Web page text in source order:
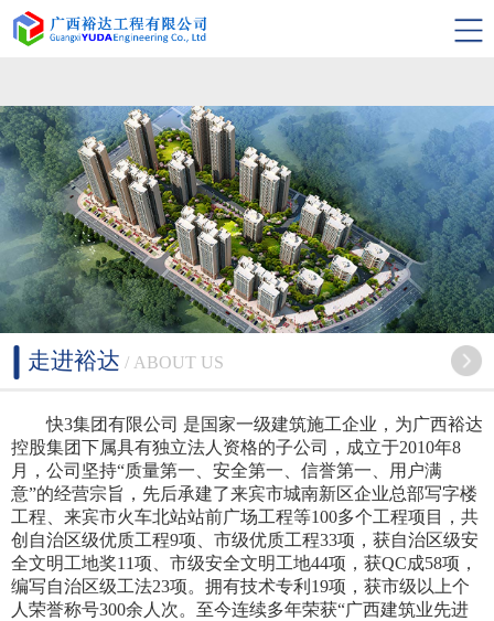
快3集团有限公司
走进裕达 / ABOUT US
快3集团有限公司 是国家一级建筑施工企业，为广西裕达
控股集团下属具有独立法人资格的子公司，成立于2010年8
月，公司坚持“质量第一、安全第一、信誉第一、用户满
意”的经营宗旨，先后承建了来宾市城南新区企业总部写字楼
工程、来宾市火车北站站前广场工程等100多个工程项目，共
创自治区级优质工程9项、市级优质工程33项，获自治区级安
全文明工地奖11项、市级安全文明工地44项，获QC成58项，
编写自治区级工法23项。拥有技术专利19项，获市级以上个
人荣誉称号300余人次。至今连续多年荣获“广西建筑业先进